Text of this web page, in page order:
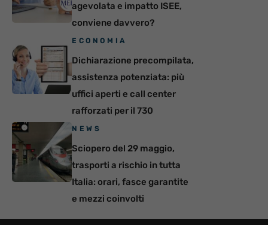
agevolata e impatto ISEE,
conviene davvero?
ECONOMIA
Dichiarazione precompilata,
assistenza potenziata: più
uffici aperti e call center
rafforzati per il 730
NEWS
Sciopero del 29 maggio,
trasporti a rischio in tutta
Italia: orari, fasce garantite
e mezzi coinvolti